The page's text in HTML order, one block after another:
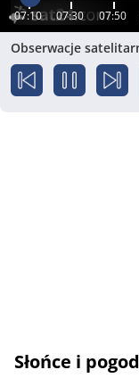
07:10 07:30 07:50
Obserwacje
Słońce i